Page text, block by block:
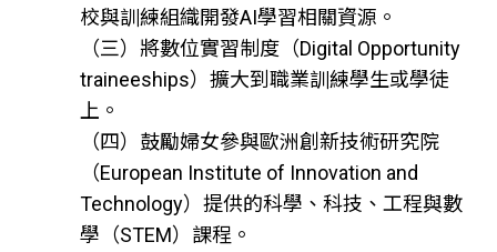
校與訓練組織開發AI學習相關資源。
（三）將數位實習制度（Digital Opportunity
traineeships）擴大到職業訓練學生或學徒
上。
（四）鼓勵婦女參與歐洲創新技術研究院
（European Institute of Innovation and
Technology）提供的科學、科技、工程與數
學（STEM）課程。